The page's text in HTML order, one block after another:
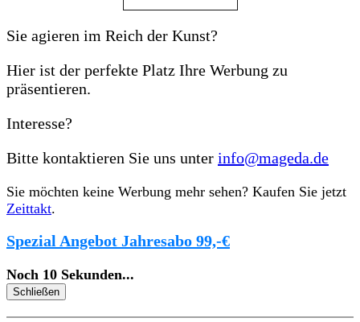
Sie agieren im Reich der Kunst?
Hier ist der perfekte Platz Ihre Werbung zu
präsentieren.
Interesse?
Bitte kontaktieren Sie uns unter info@mageda.de
Sie möchten keine Werbung mehr sehen? Kaufen Sie jetzt
Zeittakt.
Spezial Angebot Jahresabo 99,-€
Noch 10 Sekunden...
Schließen